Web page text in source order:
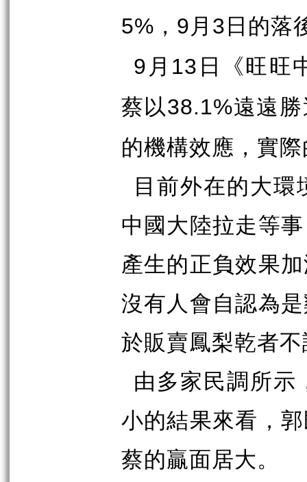
5% ， 9月 3日的落
9 月 13 日《旺旺
蔡以38.1%遠遠
的機構效應，實
目前外在的大
中國大陸拉走等
產生的正負效果
沒有人會自認為
於販賣鳳梨乾者
由多家民調所示
小的結果來看，
蔡的贏面居大。